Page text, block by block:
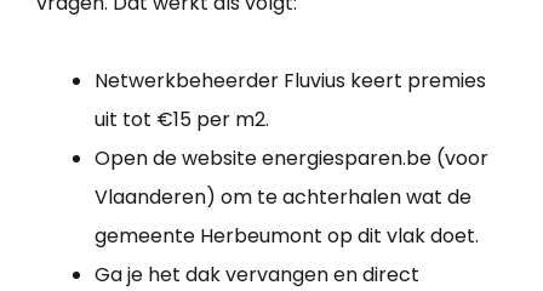
Netwerkbeheerder Fluvius keert premies
uit tot €15 per m2.
Open de website energiesparen.be (voor
Vlaanderen) om te achterhalen wat de
gemeente Herbeumont op dit vlak doet.
Ga je het dak vervangen en direct